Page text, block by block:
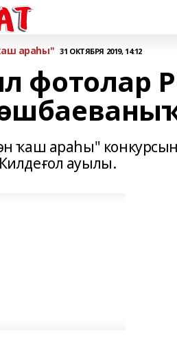
араһы" 31 ОКТЯБРЯ 2019, 14:12
фотолар
ҡаш араһы"
ауылы.